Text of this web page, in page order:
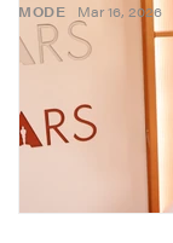
MODE Mar 16, 2026